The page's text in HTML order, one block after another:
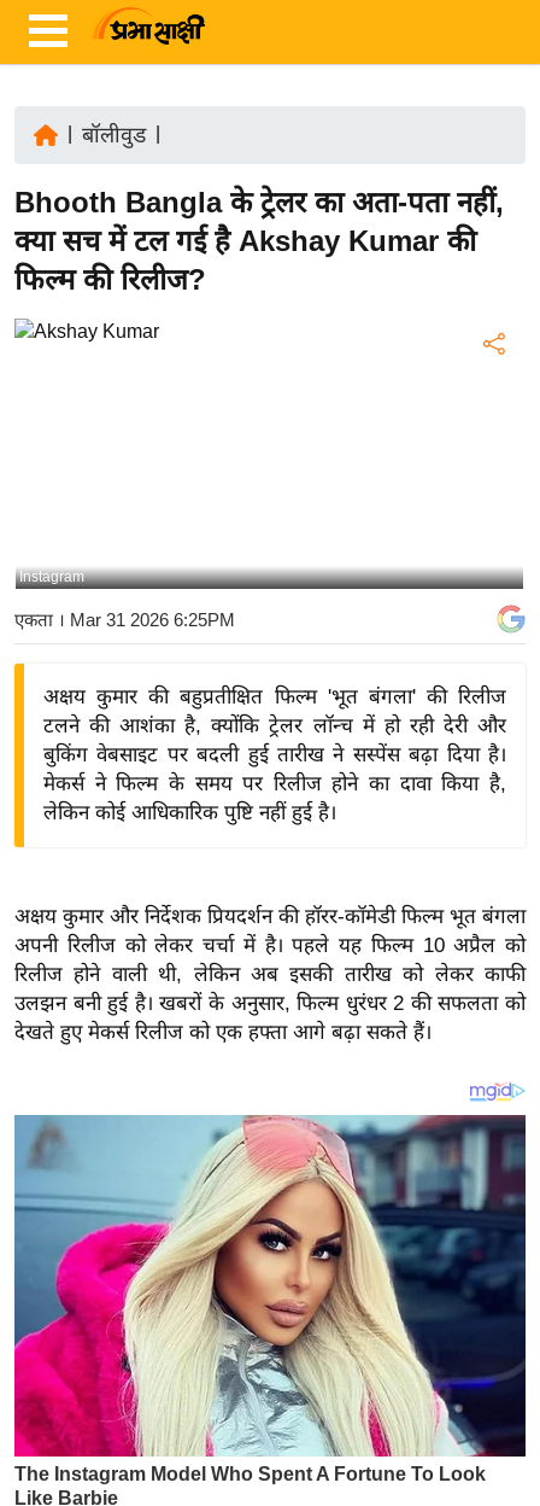
ज़ा
ख
ब
र
रा
य
ज़
द्यो
वि
शे
ष
ज्ञ
ब
ज
ट
के
ट
I
P
L
2
बॉलीवुड|
Bhooth Bangla के ट्रेलर का अता-पता नहीं,
क्या सच में टल गई है Akshay Kumar की
फिल्म की रिलीज?
Instagram
एकता । Mar 31 2026 6:25PM
अक्षय कुमार की बहुप्रतीक्षित फिल्म 'भूत बंगला' की रिलीज
टलने की आशंका है, क्योंकि ट्रेलर लॉन्च में हो रही देरी और
बुकिंग वेबसाइट पर बदली हुई तारीख ने सस्पेंस बढ़ा दिया है।
मेकर्स ने फिल्म के समय पर रिलीज होने का दावा किया है,
लेकिन कोई आधिकारिक पुष्टि नहीं हुई है।
अक्षय कुमार और निर्देशक प्रियदर्शन की हॉरर-कॉमेडी फिल्म भूत बंगला
अपनी रिलीज को लेकर चर्चा में है। पहले यह फिल्म 10 अप्रैल को
रिलीज होने वाली थी, लेकिन अब इसकी तारीख को लेकर काफी
उलझन बनी हुई है। खबरों के अनुसार, फिल्म धुरंधर 2 की सफलता को
देखते हुए मेकर्स रिलीज को एक हफ्ता आगे बढ़ा सकते हैं।